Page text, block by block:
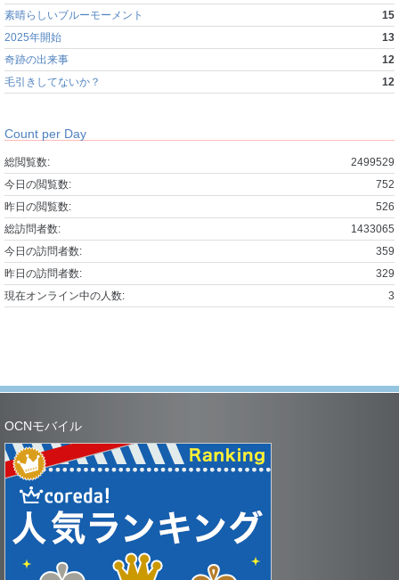
素晴らしいブルーモーメント
15
2025年開始
13
奇跡の出来事
12
毛引きしてないか？
12
Count per Day
2499529
総閲覧数:
752
今日の閲覧数:
526
昨日の閲覧数:
1433065
総訪問者数:
359
今日の訪問者数:
329
昨日の訪問者数:
3
現在オンライン中の人数:
OCNモバイル